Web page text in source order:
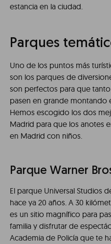
estancia en la ciudad.
Parques
Uno de los puntos más
son los parques de
son perfectos para que
pasen en grande montando
Hemos escogido los dos
Madrid para que los anotes
en Madrid con niños.
Parque Warner
El parque Universal Studios
hace ya 20 años. A 30
es un sitio magnífico para
familia y disfrutar de
Academia de Policía que te